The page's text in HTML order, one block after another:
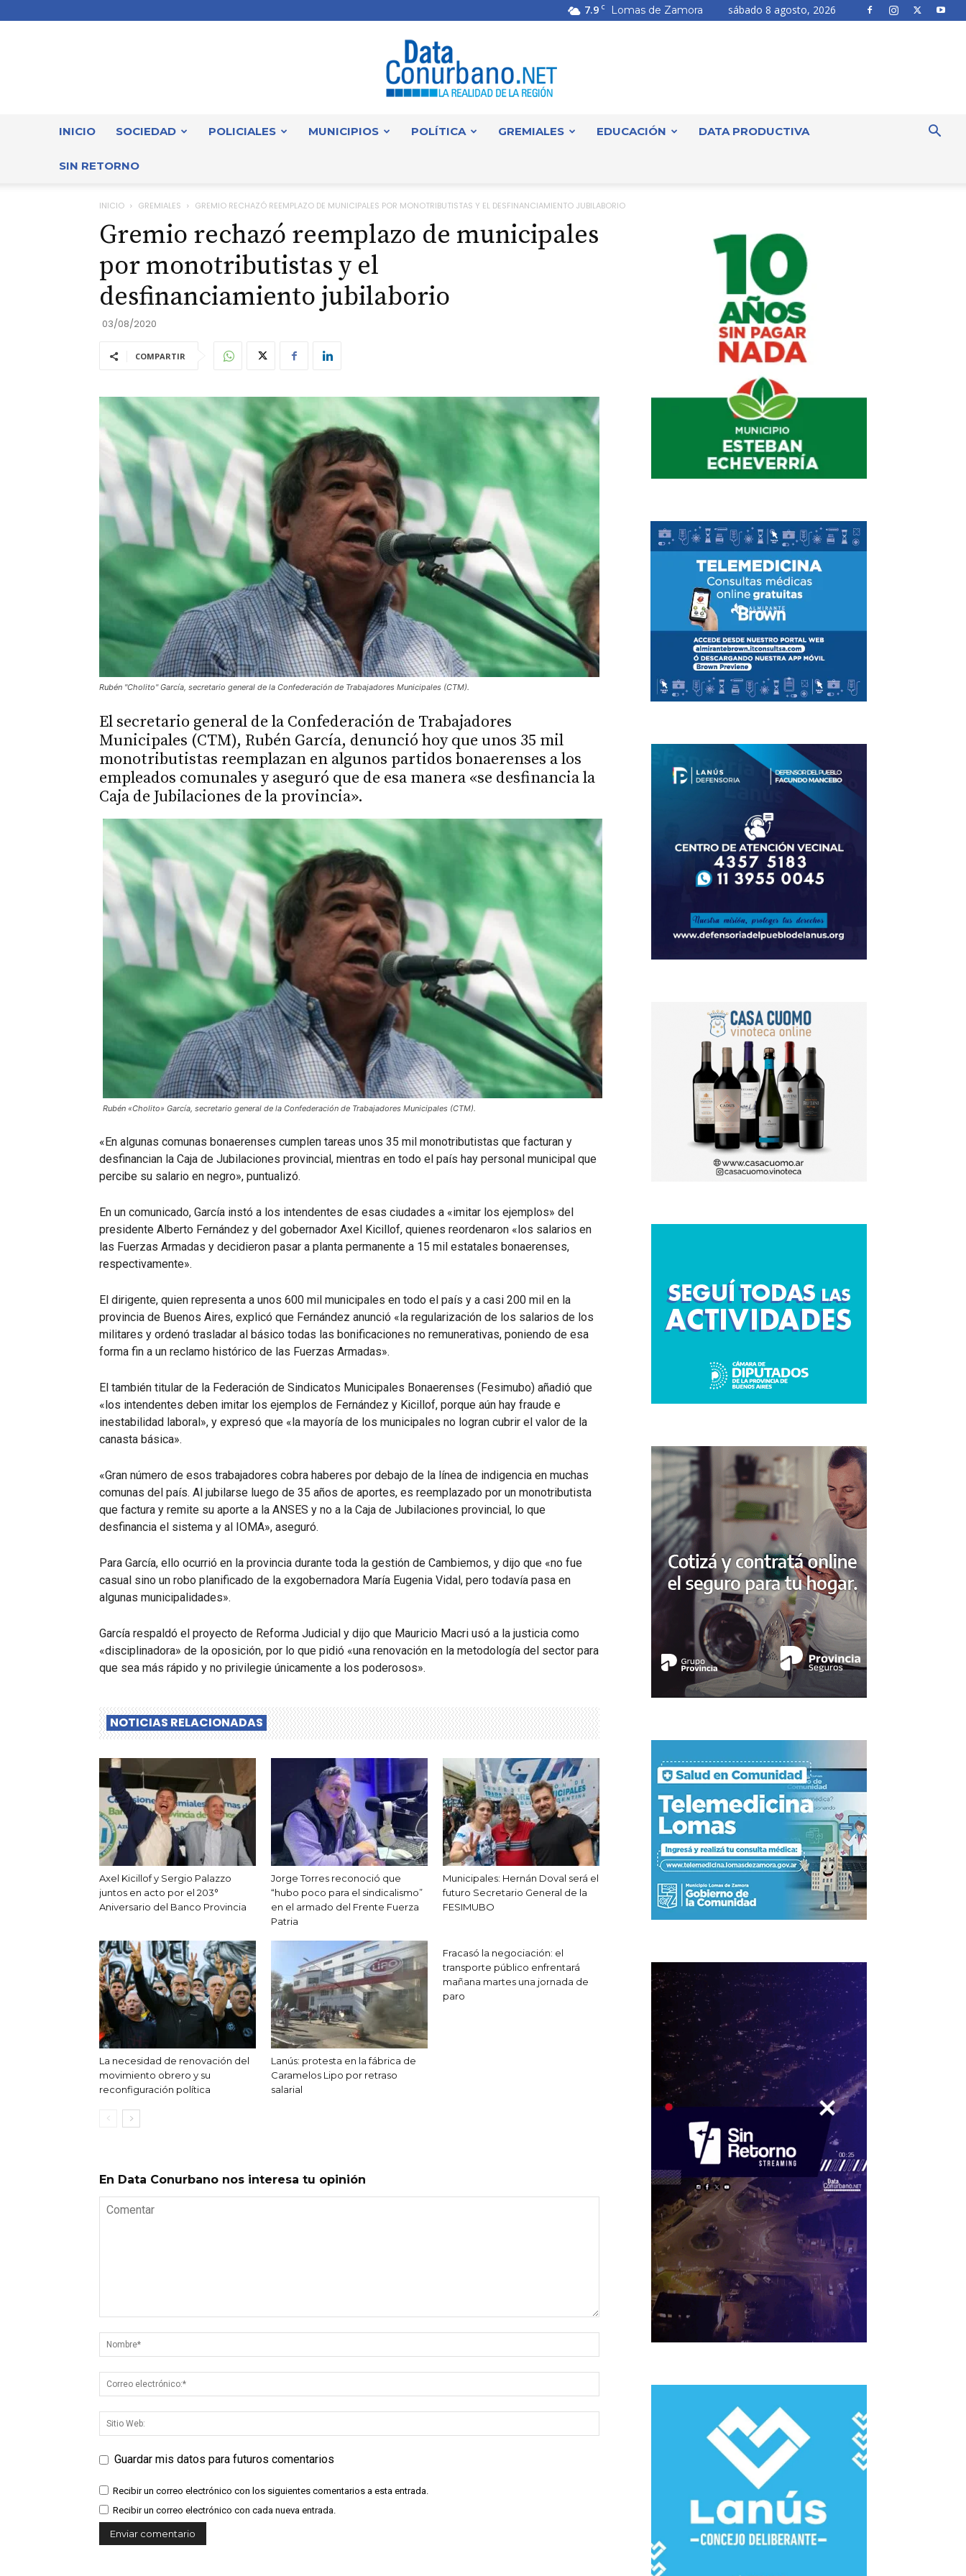
7.9 C Lomas de Zamora sábado 8 agosto, 2026
INICIO SOCIEDAD POLICIALES MUNICIPIOS POLÍTICA GREMIALES EDUCACIÓN DATA PRODUCTIVA
SIN RETORNO
INICIO GREMIALES GREMIO RECHAZÓ REEMPLAZO DE MUNICIPALES POR MONOTRIBUTISTAS Y EL DESFINANCIAMIENTO JUBILABORIO
Gremio rechazó reemplazo de municipales
por monotributistas y el
desfinanciamiento jubilaborio
03/08/2020
COMPARTIR
Rubén "Cholito" García, secretario general de la Confederación de Trabajadores Municipales (CTM).
El secretario general de la Confederación de Trabajadores
Municipales (CTM), Rubén García, denunció hoy que unos 35 mil
monotributistas reemplazan en algunos partidos bonaerenses a los
empleados comunales y aseguró que de esa manera «se desfinancia la
Caja de Jubilaciones de la provincia».
Rubén «Cholito» García, secretario general de la Confederación de Trabajadores Municipales (CTM).
«En algunas comunas bonaerenses cumplen tareas unos 35 mil monotributistas que facturan y
desfinancian la Caja de Jubilaciones provincial, mientras en todo el país hay personal municipal que
percibe su salario en negro», puntualizó.
En un comunicado, García instó a los intendentes de esas ciudades a «imitar los ejemplos» del
presidente Alberto Fernández y del gobernador Axel Kicillof, quienes reordenaron «los salarios en
las Fuerzas Armadas y decidieron pasar a planta permanente a 15 mil estatales bonaerenses,
respectivamente».
El dirigente, quien representa a unos 600 mil municipales en todo el país y a casi 200 mil en la
provincia de Buenos Aires, explicó que Fernández anunció «la regularización de los salarios de los
militares y ordenó trasladar al básico todas las bonificaciones no remunerativas, poniendo de esa
forma fin a un reclamo histórico de las Fuerzas Armadas».
El también titular de la Federación de Sindicatos Municipales Bonaerenses (Fesimubo) añadió que
«los intendentes deben imitar los ejemplos de Fernández y Kicillof, porque aún hay fraude e
inestabilidad laboral», y expresó que «la mayoría de los municipales no logran cubrir el valor de la
canasta básica».
«Gran número de esos trabajadores cobra haberes por debajo de la línea de indigencia en muchas
comunas del país. Al jubilarse luego de 35 años de aportes, es reemplazado por un monotributista
que factura y remite su aporte a la ANSES y no a la Caja de Jubilaciones provincial, lo que
desfinancia el sistema y al IOMA», aseguró.
Para García, ello ocurrió en la provincia durante toda la gestión de Cambiemos, y dijo que «no fue
casual sino un robo planificado de la exgobernadora María Eugenia Vidal, pero todavía pasa en
algunas municipalidades».
García respaldó el proyecto de Reforma Judicial y dijo que Mauricio Macri usó a la justicia como
«disciplinadora» de la oposición, por lo que pidió «una renovación en la metodología del sector para
que sea más rápido y no privilegie únicamente a los poderosos».
NOTICIAS RELACIONADAS
Axel Kicillof y Sergio Palazzo
juntos en acto por el 203°
Aniversario del Banco Provincia
Jorge Torres reconoció que
“hubo poco para el sindicalismo”
en el armado del Frente Fuerza
Patria
Municipales: Hernán Doval será el
futuro Secretario General de la
FESIMUBO
La necesidad de renovación del
movimiento obrero y su
reconfiguración política
Lanús: protesta en la fábrica de
Caramelos Lipo por retraso
salarial
Fracasó la negociación: el
transporte público enfrentará
mañana martes una jornada de
paro
En Data Conurbano nos interesa tu opinión
Guardar mis datos para futuros comentarios
Recibir un correo electrónico con los siguientes comentarios a esta entrada.
Recibir un correo electrónico con cada nueva entrada.